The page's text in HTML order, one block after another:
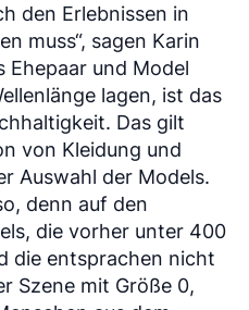
den Erlebnissen in
muss“, sagen Karin
Ehepaar und Model
lagen, ist das
Das gilt
von Kleidung und
Auswahl der Models.
denn auf den
die vorher unter 400
die entsprachen nicht
Szene mit Größe 0,